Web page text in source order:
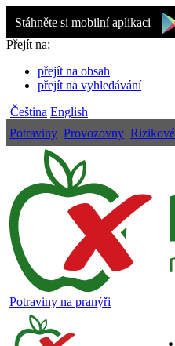
Stáhněte si mobilní aplikaci
Přejít na:
přejít na obsah
přejít na vyhledávání
Čeština English
Potraviny Provozovny
Potraviny na pranýři